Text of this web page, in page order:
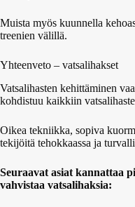
Muista myös kuunnella
treenien välillä.
Yhteenveto – vatsalihakset
Vatsalihasten kehittäminen
kohdistuu kaikkiin
Oikea tekniikka, sopiva
tekijöitä tehokkaassa ja
Seuraavat asiat kannattaa
vahvistaa vatsalihaksia: